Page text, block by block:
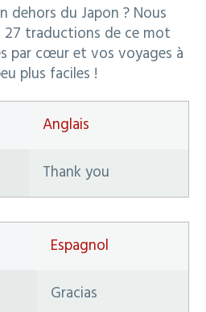
dehors du Japon ? Nous
27 traductions de ce mot
par cœur et vos voyages à
plus faciles !
Anglais
Thank you
Espagnol
Gracias